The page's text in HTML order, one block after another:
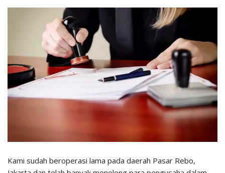
Kami sudah beroperasi lama pada daerah Pasar Rebo,